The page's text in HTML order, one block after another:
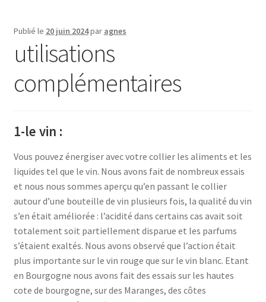
Tous nos produits
CGV
contact
Mentions légales
Mon compte
Panier
Politique de confidentialité
Validation de la commande
Publié le 20 juin 2024par agnes
utilisations
complémentaires
1-le vin :
Vous pouvez énergiser avec votre collier les aliments et les
liquides tel que le vin. Nous avons fait de nombreux essais
et nous nous sommes aperçu qu’en passant le collier
autour d’une bouteille de vin plusieurs fois, la qualité du vin
s’en était améliorée : l’acidité dans certains cas avait soit
totalement soit partiellement disparue et les parfums
s’étaient exaltés. Nous avons observé que l’action était
plus importante sur le vin rouge que sur le vin blanc. Etant
en Bourgogne nous avons fait des essais sur les hautes
cote de bourgogne, sur des Maranges, des côtes